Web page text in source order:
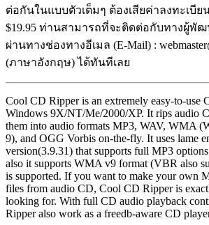
ต่อกันในแบบตัวเต็มๆ ต้องเสียค่าลงทะเบีย
$19.95 ท่านสามารถที่จะติดต่อกับทางผู้พั
ผ่านทางช่องทางอีเมล (E-Mail) :
(ภาษาอังกฤษ) ได้ทันทีเลย
Cool CD Ripper is an extremely easy-to-use
Windows 9X/NT/Me/2000/XP. It rips audio
them into audio formats MP3, WAV, WMA
9), and OGG Vorbis on-the-fly. It uses lame
version(3.9.31) that supports full MP3
also it supports WMA v9 format (VBR also
is supported. If you want to make your own
files from audio CD, Cool CD Ripper is
looking for. With full CD audio playback
Ripper also work as a freedb-aware CD